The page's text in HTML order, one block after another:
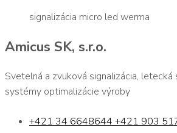
signalizácia micro led werma
Amicus SK, s.r.o.
Svetelná a zvuková signalizácia, letecká
systémy optimalizácie výroby
+421 34 6648644 +421 903